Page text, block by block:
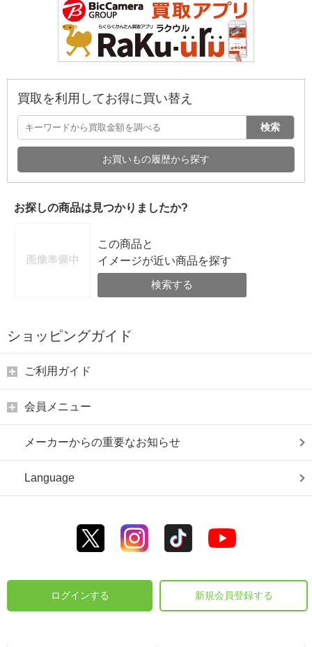
買取を利用してお得に買い替え
検索
お買いもの履歴から探す
お探しの商品は見つかりましたか?
この商品と
イメージが近い商品を探す
検索する
ショッピングガイド
ご利用ガイド
会員メニュー
メーカーからの重要なお知らせ
Language
ログインする 新規会員登録する